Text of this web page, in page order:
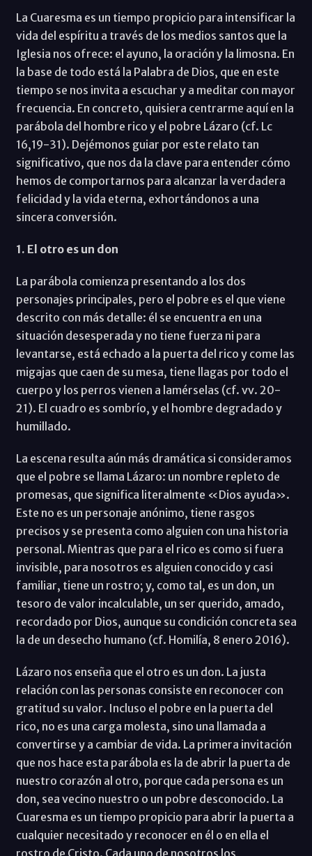
La Cuaresma es un tiempo propicio para intensificar la
vida del espíritu a través de los medios santos que la
Iglesia nos ofrece: el ayuno, la oración y la limosna. En
la base de todo está la Palabra de Dios, que en este
tiempo se nos invita a escuchar y a meditar con mayor
frecuencia. En concreto, quisiera centrarme aquí en la
parábola del hombre rico y el pobre Lázaro (cf. Lc
16,19-31). Dejémonos guiar por este relato tan
significativo, que nos da la clave para entender cómo
hemos de comportarnos para alcanzar la verdadera
felicidad y la vida eterna, exhortándonos a una
sincera conversión.
1. El otro es un don
La parábola comienza presentando a los dos
personajes principales, pero el pobre es el que viene
descrito con más detalle: él se encuentra en una
situación desesperada y no tiene fuerza ni para
levantarse, está echado a la puerta del rico y come las
migajas que caen de su mesa, tiene llagas por todo el
cuerpo y los perros vienen a lamérselas (cf. vv. 20-
21). El cuadro es sombrío, y el hombre degradado y
humillado.
La escena resulta aún más dramática si consideramos
que el pobre se llama Lázaro: un nombre repleto de
promesas, que significa literalmente «Dios ayuda».
Este no es un personaje anónimo, tiene rasgos
precisos y se presenta como alguien con una historia
personal. Mientras que para el rico es como si fuera
invisible, para nosotros es alguien conocido y casi
familiar, tiene un rostro; y, como tal, es un don, un
tesoro de valor incalculable, un ser querido, amado,
recordado por Dios, aunque su condición concreta sea
la de un desecho humano (cf. Homilía, 8 enero 2016).
Lázaro nos enseña que el otro es un don. La justa
relación con las personas consiste en reconocer con
gratitud su valor. Incluso el pobre en la puerta del
rico, no es una carga molesta, sino una llamada a
convertirse y a cambiar de vida. La primera invitación
que nos hace esta parábola es la de abrir la puerta de
nuestro corazón al otro, porque cada persona es un
don, sea vecino nuestro o un pobre desconocido. La
Cuaresma es un tiempo propicio para abrir la puerta a
cualquier necesitado y reconocer en él o en ella el
rostro de Cristo. Cada uno de nosotros los